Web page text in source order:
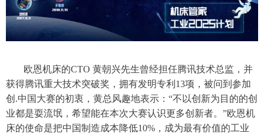
欧恩机床的CTO 黄朝兴先生曾经担任腾讯技术总监，并
获得腾讯重大技术突破奖，拥有发明专利13项，被问到参加
创.中国大赛的初衷，黄总风趣地表示：“不以创新为目的的创
业都是耍流氓，希望能在本次大赛认识更多创新者。”欧恩机
床的使命是把中国制造成本降低10%，成为最有价值的工业